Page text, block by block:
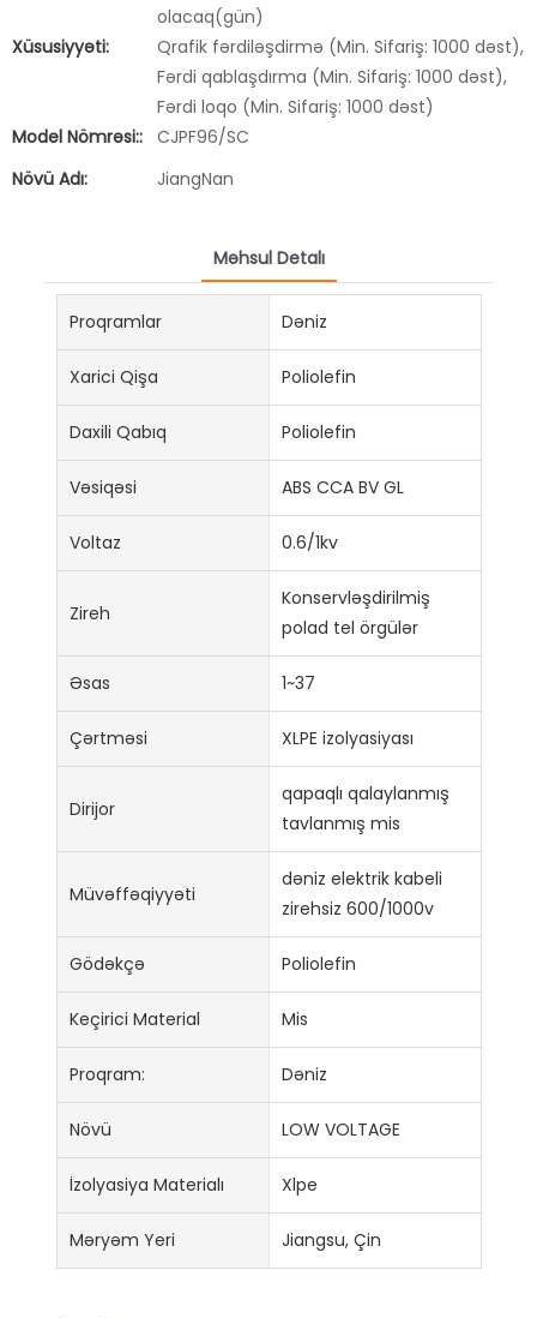
olacaq(gün)
Xüsusiyyəti:
Qrafik fərdiləşdirmə (Min. Sifariş: 1000 dəst),
Fərdi qablaşdırma (Min. Sifariş: 1000 dəst),
Fərdi loqo (Min. Sifariş: 1000 dəst)
Model Nömrəsi:: CJPF96/SC
Növü Adı:
JiangNan
Məhsul Detalı
Proqramlar Dəniz
Xarici Qişa Poliolefin
Daxili Qabıq Poliolefin
Vəsiqəsi ABS CCA BV GL
Voltaz 0.6/1kv
Zireh
Konservləşdirilmiş
polad tel örgülər
Əsas 1~37
Çərtməsi XLPE izolyasiyası
Dirijor
qapaqlı qalaylanmış
tavlanmış mis
Müvəffəqiyyəti
dəniz elektrik kabeli
zirehsiz 600/1000v
Gödəkçə Poliolefin
Keçirici Material Mis
Proqram: Dəniz
Növü LOW VOLTAGE
İzolyasiya Materialı Xlpe
Məryəm Yeri Jiangsu, Çin